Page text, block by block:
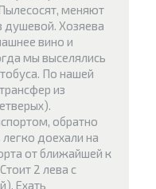
меняют
душевой. Хозяева
вино и
мы выселялись
По нашей
из
обратно
доехали на
от ближайшей к
2 лева с
Ехать